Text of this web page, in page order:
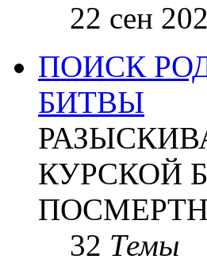
22 сен
ПОИСК
БИТВЫ
КУРСКОЙ
32 Темы